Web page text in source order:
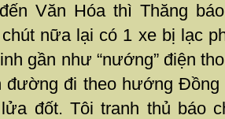
Văn Hóa thì Thăng
nữa lại có 1 xe bị lạc
gần như “nướng” điện
đường đi theo hướng Đồng
đốt. Tôi tranh thủ báo